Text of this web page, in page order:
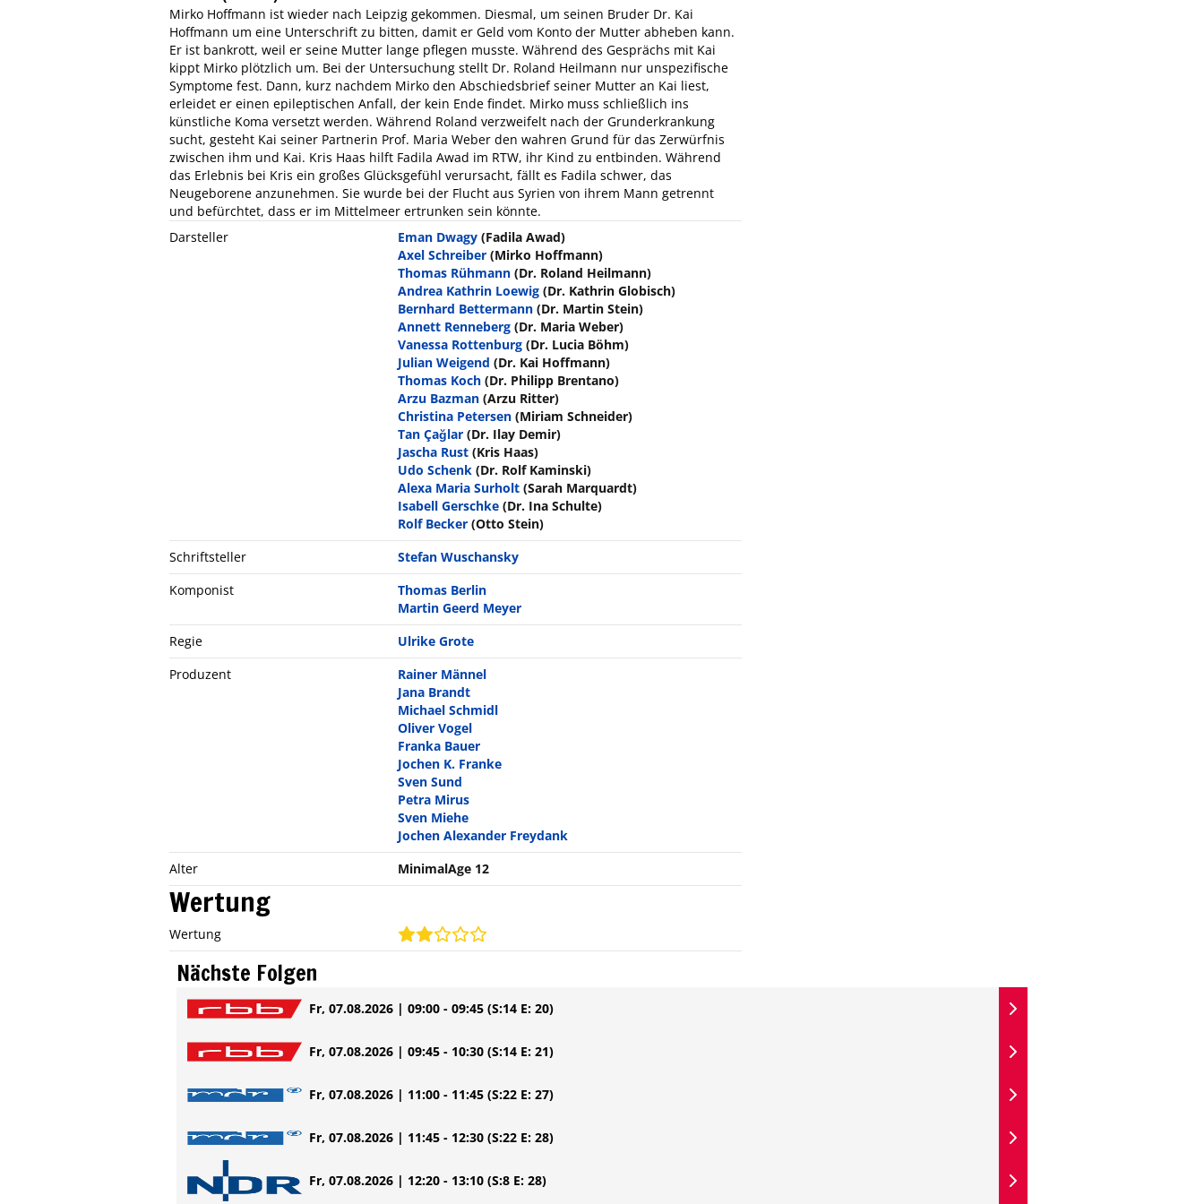
Mirko Hoffmann ist wieder nach Leipzig gekommen. Diesmal, um seinen Bruder Dr. Kai
Hoffmann um eine Unterschrift zu bitten, damit er Geld vom Konto der Mutter abheben kann.
Er ist bankrott, weil er seine Mutter lange pflegen musste. Während des Gesprächs mit Kai
kippt Mirko plötzlich um. Bei der Untersuchung stellt Dr. Roland Heilmann nur unspezifische
Symptome fest. Dann, kurz nachdem Mirko den Abschiedsbrief seiner Mutter an Kai liest,
erleidet er einen epileptischen Anfall, der kein Ende findet. Mirko muss schließlich ins
künstliche Koma versetzt werden. Während Roland verzweifelt nach der Grunderkrankung
sucht, gesteht Kai seiner Partnerin Prof. Maria Weber den wahren Grund für das Zerwürfnis
zwischen ihm und Kai. Kris Haas hilft Fadila Awad im RTW, ihr Kind zu entbinden. Während
das Erlebnis bei Kris ein großes Glücksgefühl verursacht, fällt es Fadila schwer, das
Neugeborene anzunehmen. Sie wurde bei der Flucht aus Syrien von ihrem Mann getrennt
und befürchtet, dass er im Mittelmeer ertrunken sein könnte.
Darsteller
Eman Dwagy (Fadila Awad)
Axel Schreiber (Mirko Hoffmann)
Thomas Rühmann (Dr. Roland Heilmann)
Andrea Kathrin Loewig (Dr. Kathrin Globisch)
Bernhard Bettermann (Dr. Martin Stein)
Annett Renneberg (Dr. Maria Weber)
Vanessa Rottenburg (Dr. Lucia Böhm)
Julian Weigend (Dr. Kai Hoffmann)
Thomas Koch (Dr. Philipp Brentano)
Arzu Bazman (Arzu Ritter)
Christina Petersen (Miriam Schneider)
Tan Çağlar (Dr. Ilay Demir)
Jascha Rust (Kris Haas)
Udo Schenk (Dr. Rolf Kaminski)
Alexa Maria Surholt (Sarah Marquardt)
Isabell Gerschke (Dr. Ina Schulte)
Rolf Becker (Otto Stein)
Schriftsteller
Stefan Wuschansky
Komponist
Thomas Berlin
Martin Geerd Meyer
Regie
Ulrike Grote
Produzent
Rainer Männel
Jana Brandt
Michael Schmidl
Oliver Vogel
Franka Bauer
Jochen K. Franke
Sven Sund
Petra Mirus
Sven Miehe
Jochen Alexander Freydank
Alter
MinimalAge 12
Wertung
Wertung
Nächste Folgen
Fr, 07.08.2026 | 09:00 - 09:45 (S:14 E: 20)
Fr, 07.08.2026 | 09:45 - 10:30 (S:14 E: 21)
Fr, 07.08.2026 | 11:00 - 11:45 (S:22 E: 27)
Fr, 07.08.2026 | 11:45 - 12:30 (S:22 E: 28)
Fr, 07.08.2026 | 12:20 - 13:10 (S:8 E: 28)